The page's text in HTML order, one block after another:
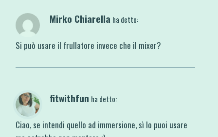
Mirko Chiarella ha detto:
Si può usare il frullatore invece che il mixer?
fitwithfun ha detto:
Ciao, se intendi quello ad immersione, sì lo puoi usare